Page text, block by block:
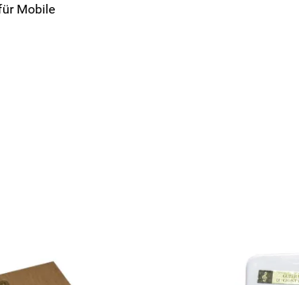
mit dem Klang des Laufwerks...etwas
Mobile